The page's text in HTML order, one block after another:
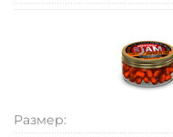
Размер: